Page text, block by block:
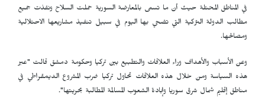
في المناطق المحتلة حيث أن ما تسمى بالمعارضة السورية حملت السلاح ونفذت جميع
مطالب الدولة التركية التي تضحي بها اليوم في سبيل تنفيذ مشاريعها الاحتلالية
ومصالحها.
وعن الأسباب والأهداف وراء العلاقات والتطبيع بين تركيا وحكومة دمشق قالت "عبر
هذه السياسة ومن خلال هذه العلاقات تحاول تركيا ضرب المشروع الديمقراطي في
مناطق إقليم شمال شرق سوريا وإبادة الشعوب المسالمة المطالبة بحريتها".